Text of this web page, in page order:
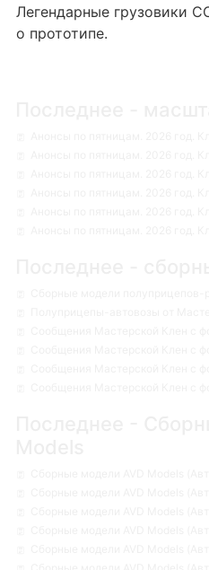
Легендарные грузовики
о прототипе.